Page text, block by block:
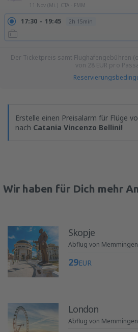
11 Nov (Mi.) CTA - FMM
17:30 19:45 2h 15min
Der Ticketpreis samt Flughafengebühren
von 28 EUR pro
Erstelle einen Preisalarm für Flüge
nach Catania Vincenzo Bellini!
Wir haben für Dich mehr
Skopje
Abflug von Memmingen
29EUR
London
Abflug von Memmingen